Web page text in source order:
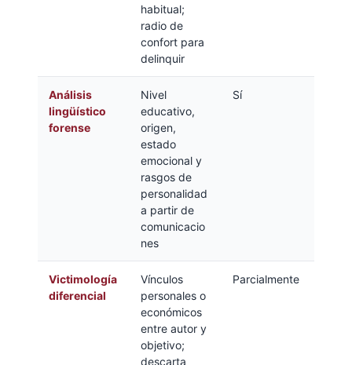
habitual;
radio de
confort para
delinquir
Análisis
lingüístico
forense
Nivel
educativo,
origen,
estado
emocional y
rasgos de
personalidad
a partir de
comunicacio
nes
Sí
Victimología
diferencial
Vínculos
personales o
económicos
entre autor y
objetivo;
descarta
Parcialmente